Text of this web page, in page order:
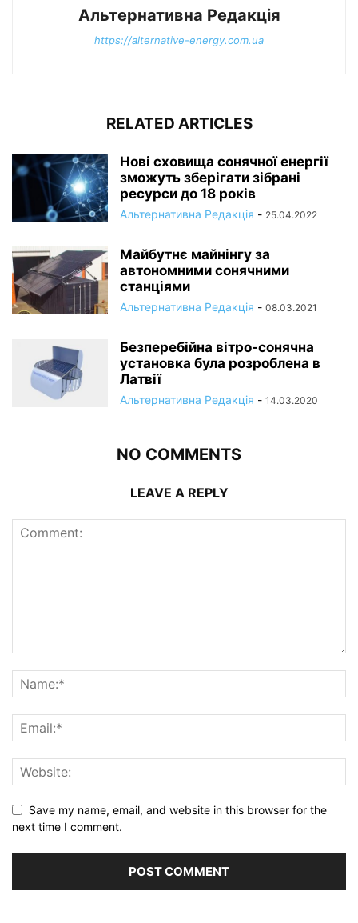
Альтернативна Редакція
https://alternative-energy.com.ua
RELATED ARTICLES
Нові сховища сонячної енергії
зможуть зберігати зібрані
ресурси до 18 років
Альтернативна Редакція - 25.04.2022
Майбутнє майнінгу за
автономними сонячними
станціями
Альтернативна Редакція - 08.03.2021
Безперебійна вітро-сонячна
установка була розроблена в
Латвії
Альтернативна Редакція - 14.03.2020
NO COMMENTS
LEAVE A REPLY
Save my name, email, and website in this browser for the
next time I comment.